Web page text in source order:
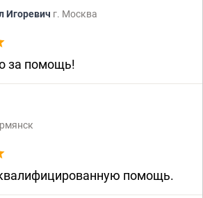
Игоревич г. Москва
за помощь!
помощь.